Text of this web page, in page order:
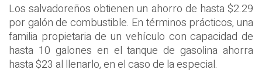
Los salvadoreños obtienen un ahorro de hasta $2.29
por galón de combustible. En términos prácticos, una
familia propietaria de un vehículo con capacidad de
hasta 10 galones en el tanque de gasolina ahorra
hasta $23 al llenarlo, en el caso de la especial.